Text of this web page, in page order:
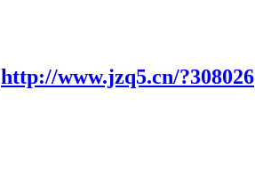
http://www.jzq5.cn/?308026